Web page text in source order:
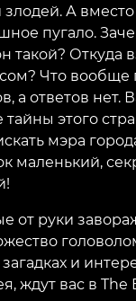
А
пугало.
такой? Откуда
Что вообще
а ответов нет.
тайны этого
мэра
маленький,
от руки
и
ждут вас в The